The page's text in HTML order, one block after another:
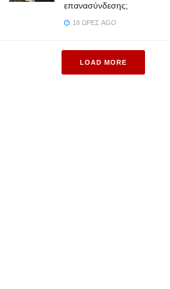
επανασύνδεσης;
18 ΏΡΕΣ AGO
LOAD MORE